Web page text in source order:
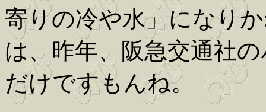
寄りの冷や水」になり
は、昨年、阪急交通社
だけですもんね。